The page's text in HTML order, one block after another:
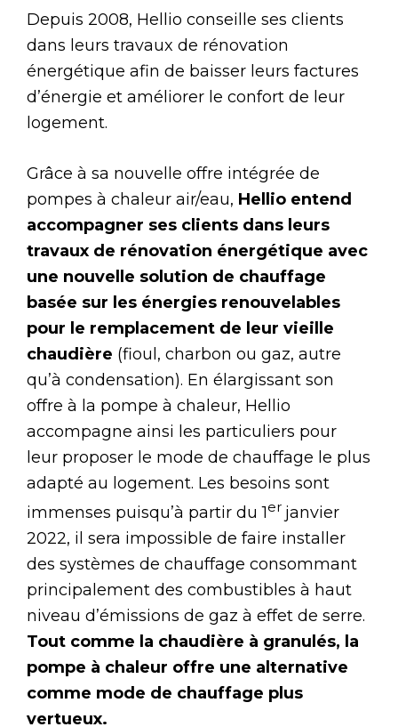
Depuis 2008, Hellio conseille ses clients
dans leurs travaux de rénovation
énergétique afin de baisser leurs factures
d’énergie et améliorer le confort de leur
logement.
Grâce à sa nouvelle offre intégrée de
pompes à chaleur air/eau, Hellio entend
accompagner ses clients dans leurs
travaux de rénovation énergétique avec
une nouvelle solution de chauffage
basée sur les énergies renouvelables
pour le remplacement de leur vieille
chaudière (fioul, charbon ou gaz, autre
qu’à condensation). En élargissant son
offre à la pompe à chaleur, Hellio
accompagne ainsi les particuliers pour
leur proposer le mode de chauffage le plus
adapté au logement. Les besoins sont
immenses puisqu’à partir du 1er janvier
2022, il sera impossible de faire installer
des systèmes de chauffage consommant
principalement des combustibles à haut
niveau d’émissions de gaz à effet de serre.
Tout comme la chaudière à granulés, la
pompe à chaleur offre une alternative
comme mode de chauffage plus
vertueux.